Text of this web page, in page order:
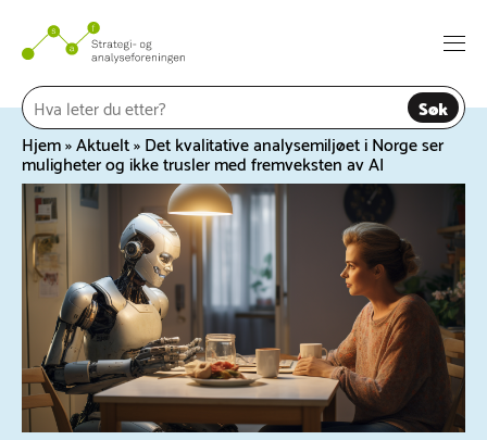
innhold
Søk
Hjem»Aktuelt»Det kvalitative analysemiljøet i Norge ser
muligheter og ikke trusler med fremveksten av AI